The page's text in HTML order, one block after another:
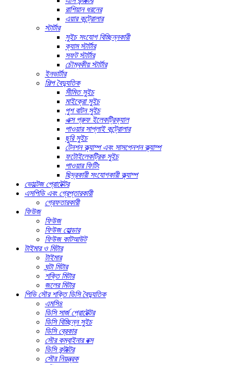
রাশিয়ান ধরনের
এয়ার কন্ট্রোলার
স্টার্টার
সুইচ সংযোগ বিচ্ছিন্নকারী
ক্যাম স্টার্টার
সফট স্টার্টার
চৌম্বকীয় স্টার্টার
ইনভার্টার
শিল্প বৈদ্যুতিক
সীমিত সুইচ
মাইক্রো সুইচ
পুশ বাটন সুইচ
এক্স প্রুফ ইলেকট্রিক্যাল
পাওয়ার সাপ্লাই কন্ট্রোলার
ছুরি সুইচ
টেনশন ক্ল্যাম্প এবং সাসপেনশন ক্ল্যাম্প
ফটোইলেকট্রিক সুইচ
পাওয়ার ফিটিং
ছিদ্রকারী সংযোগকারী ক্ল্যাম্প
ভোল্টেজ প্রোটেক্টর
এসপিডি এবং গ্রেপ্তারকারী
গ্রেফতারকারী
ফিউজ
ফিউজ
ফিউজ হোল্ডার
ফিউজ কাটআউট
টাইমার ও মিটার
টাইমার
ঘন্টা মিটার
শক্তি মিটার
জলের মিটার
পিভি সৌর শক্তি ডিসি বৈদ্যুতিক
এমসি৪
ডিসি সার্জ প্রোটেক্টর
ডিসি বিচ্ছিন্ন সুইচ
ডিসি ব্রেকার
সৌর কম্বাইনার বক্স
ডিসি কন্টাক্টর
সৌর নিয়ন্ত্রক